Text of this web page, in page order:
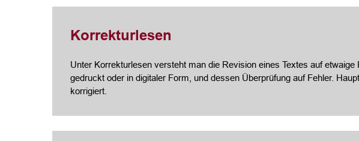
Korrekturlesen
Unter Korrekturlesen versteht man die Revision eines Textes auf
gedruckt oder in digitaler Form, und dessen Überprüfung auf Fehler.
korrigiert.